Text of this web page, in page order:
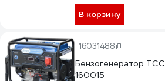
В корзину
16031488
Бензогенератор
160015